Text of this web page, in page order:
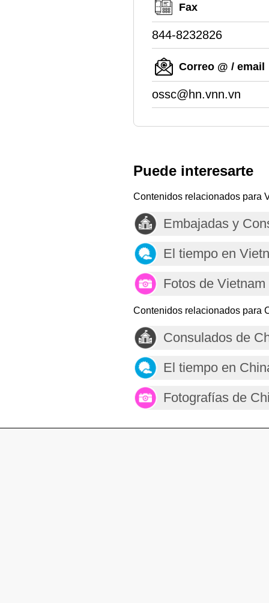
Fax
844-8232826
Correo @ / email
ossc@hn.vnn.vn
Puede interesarte
Contenidos relacionados para
Embajadas y
El tiempo en
Fotos de Vietnam
Contenidos relacionados para
Consulados de
El tiempo en
Fotografías de